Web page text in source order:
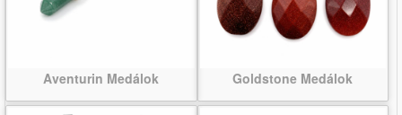
Aventurin Medálok Goldstone Medálok